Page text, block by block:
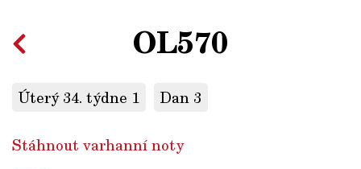
OL570
Úterý 34. týdne 1 Dan 3
Stáhnout varhanní noty